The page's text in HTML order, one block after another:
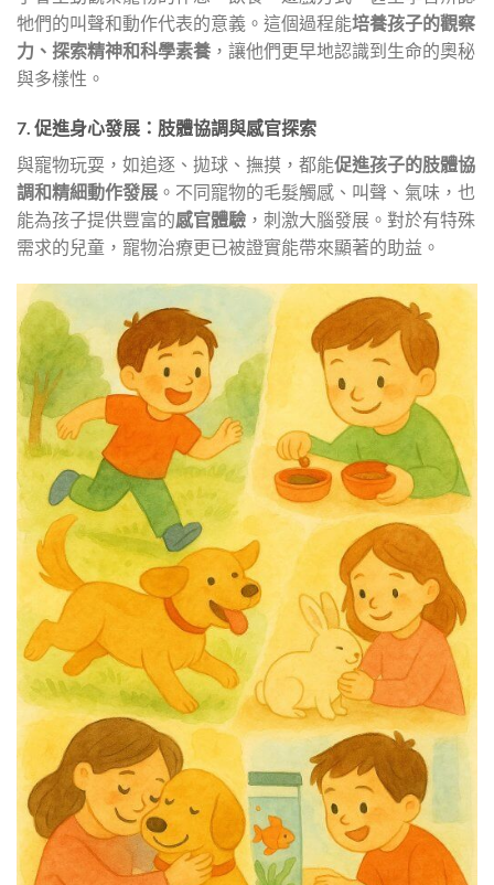
牠們的叫聲和動作代表的意義。這個過程能培養孩子的觀察
力、探索精神和科學素養 ，讓他們更早地認識到生命的奧秘
與多樣性。
7. 促進身心發展：肢體協調與感官探索
與寵物玩耍，如追逐、拋球、撫摸，都能促進孩子的肢體協
調和精細動作發展 。不同寵物的毛髮觸感、叫聲、氣味，也
能為孩子提供豐富的感官體驗 ，刺激大腦發展。對於有特殊
需求的兒童，寵物治療更已被證實能帶來顯著的助益。